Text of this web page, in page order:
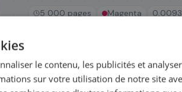
5 000 pages Magenta
Expédié le jour même —
14hCoût par impression :0,0093
le contenu, les publicités et
sur votre utilisation de notre site